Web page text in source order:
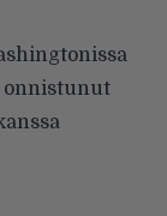
onnistunut